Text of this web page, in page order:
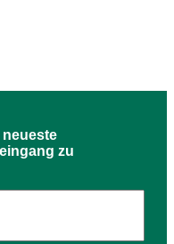
zu